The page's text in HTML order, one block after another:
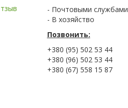
- Почтовыми службами
- В хозяйство
Позвонить:
+380 (95) 502 53 44
+380 (96) 502 53 44
+380 (67) 558 15 87